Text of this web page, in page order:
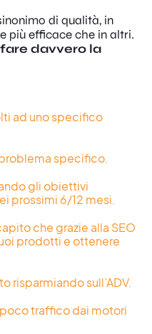
di qualità, in
più efficace che in altri.
davvero la
ad uno specifico
specifico.
gli obiettivi
prossimi 6/12 mesi.
che grazie alla SEO
prodotti e ottenere
risparmiando sull’ADV.
traffico dai motori